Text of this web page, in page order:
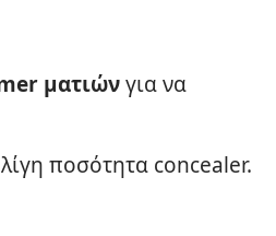
ματιώνγια να
ποσότητα concealer.